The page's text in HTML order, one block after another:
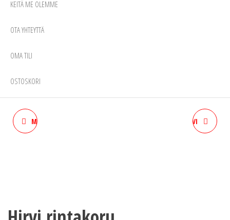
KEITÄ ME OLEMME
OTA YHTEYTTÄ
OMA TILI
OSTOSKORI
MAARIT KONTIAINEN PORO MAARIT KONTIAINEN HIRVI